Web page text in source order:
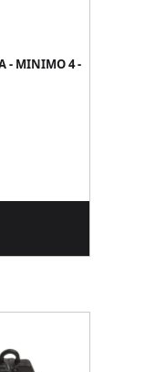
- MINIMO 4 -